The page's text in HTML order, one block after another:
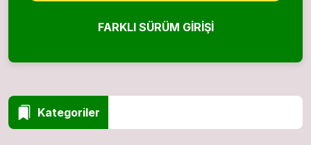
FARKLI SÜRÜM GIRIŞI
Kategoriler